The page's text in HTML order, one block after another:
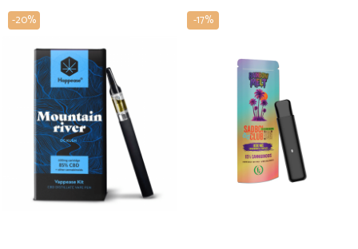
-20% -17%